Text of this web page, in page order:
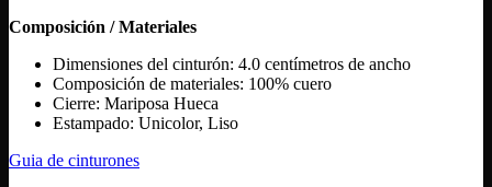
Composición / Materiales
Dimensiones del cinturón: 4.0 centímetros de ancho
Composición de materiales: 100% cuero
Cierre: Mariposa Hueca
Estampado: Unicolor, Liso
Guia de cinturones